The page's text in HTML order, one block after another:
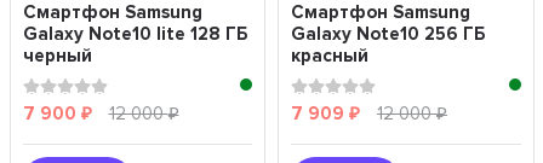
Смартфон Samsung
Galaxy Note10 lite 128 ГБ
черный
7 900 ₽ 12 000₽
Смартфон Samsung
Galaxy Note10 256 ГБ
красный
7 909 ₽ 12 000₽